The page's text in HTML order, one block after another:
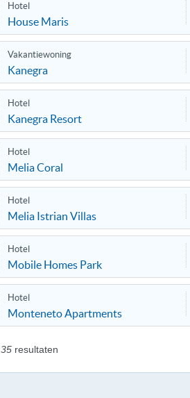
Hotel
House Maris
Vakantiewoning
Kanegra
Hotel
Kanegra Resort
Hotel
Melia Coral
Hotel
Melia Istrian Villas
Hotel
Mobile Homes Park
Hotel
Monteneto Apartments
35 resultaten